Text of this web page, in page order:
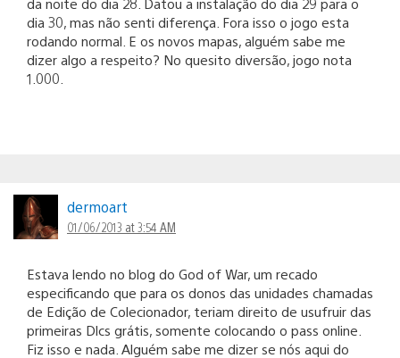
dia 30, mas não senti diferença. Fora isso o jogo esta
rodando normal. E os novos mapas, alguém sabe me
dizer algo a respeito? No quesito diversão, jogo nota
1.000.
dermoart
01/06/2013 at 3:54 AM
Estava lendo no blog do God of War, um recado
especificando que para os donos das unidades chamadas
de Edição de Colecionador, teriam direito de usufruir das
primeiras Dlcs grátis, somente colocando o pass online.
Fiz isso e nada. Alguém sabe me dizer se nós aqui do